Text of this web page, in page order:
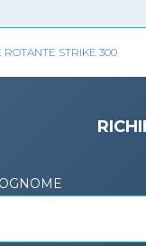
STRIKE 300